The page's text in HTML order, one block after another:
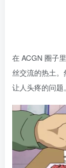
在 ACGN 圈子
丝交流的热土
让人头疼的问题。